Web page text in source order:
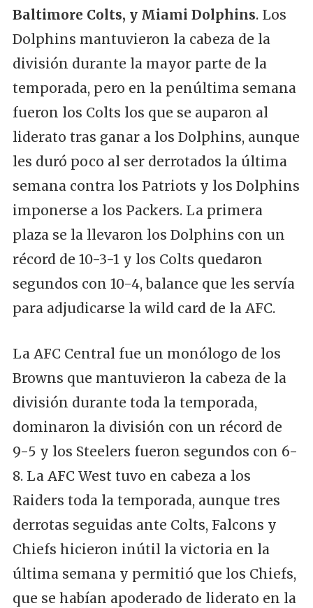
Baltimore Colts, y Miami Dolphins. Los
Dolphins mantuvieron la cabeza de la
división durante la mayor parte de la
temporada, pero en la penúltima semana
fueron los Colts los que se auparon al
liderato tras ganar a los Dolphins, aunque
les duró poco al ser derrotados la última
semana contra los Patriots y los Dolphins
imponerse a los Packers. La primera
plaza se la llevaron los Dolphins con un
récord de 10-3-1 y los Colts quedaron
segundos con 10-4, balance que les servía
para adjudicarse la wild card de la AFC.
La AFC Central fue un monólogo de los
Browns que mantuvieron la cabeza de la
división durante toda la temporada,
dominaron la división con un récord de
9-5 y los Steelers fueron segundos con 6-
8. La AFC West tuvo en cabeza a los
Raiders toda la temporada, aunque tres
derrotas seguidas ante Colts, Falcons y
Chiefs hicieron inútil la victoria en la
última semana y permitió que los Chiefs,
que se habían apoderado de liderato en la